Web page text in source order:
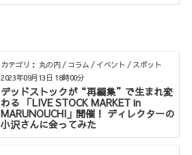
カテゴリ： 丸の内 / コラム / イベント / スポット
デッドストックが“再編集”で生まれ変
わる 「LIVE STOCK MARKET in
MARUNOUCHI」開催！ ディレクターの
小沢さんに会ってみた
2023年09月13日 18時00分